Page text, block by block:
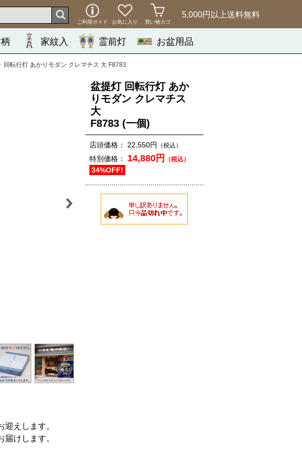
5,000円以上送料無料
ご利用ガイド お気に入り 買い物カゴ
家紋入 霊前灯 お盆用品
回転行灯 あかりモダン クレマチス 大 F8783
盆提灯 回転行灯 あか
りモダン クレマチス
大
F8783 (一個)
店頭価格： 22,550円 （税込）
特別価格： 14,880円 （税込）
34%OFF!
えします。
けします。